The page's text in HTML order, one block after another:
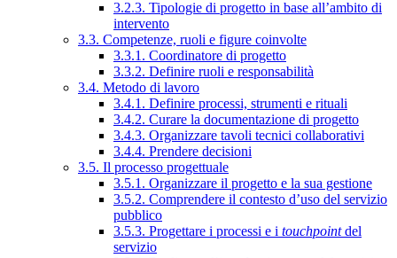
3.2.3. Tipologie di progetto in base all’ambito di
intervento
3.3. Competenze, ruoli e figure coinvolte
3.3.1. Coordinatore di progetto
3.3.2. Definire ruoli e responsabilità
3.4. Metodo di lavoro
3.4.1. Definire processi, strumenti e rituali
3.4.2. Curare la documentazione di progetto
3.4.3. Organizzare tavoli tecnici collaborativi
3.4.4. Prendere decisioni
3.5. Il processo progettuale
3.5.1. Organizzare il progetto e la sua gestione
3.5.2. Comprendere il contesto d’uso del servizio
pubblico
3.5.3. Progettare i processi e i touchpointdel
servizio